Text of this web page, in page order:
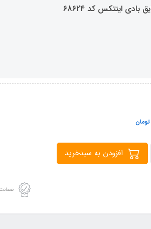
اینتکس کد 68624
تومان